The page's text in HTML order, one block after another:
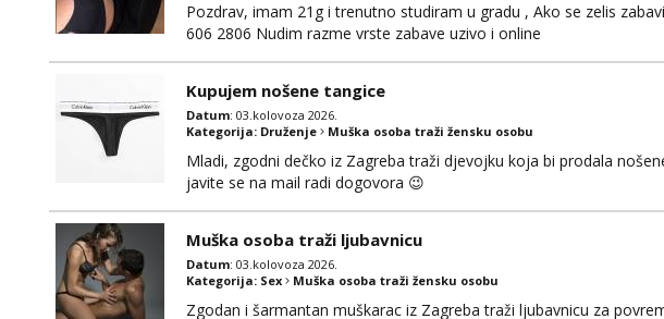
Pozdrav, imam 21g i trenutno studiram u gradu , Ako se zelis
606 2806 Nudim razme vrste zabave uzivo i online
Kupujem nošene tangice
Datum: 03.kolovoza 2026.
Kategorija: Druženje Muška osoba traži žensku osobu
Mladi, zgodni dečko iz Zagreba traži djevojku koja bi prodala
javite se na mail radi dogovora 😉
Muška osoba traži ljubavnicu
Datum: 03.kolovoza 2026.
Kategorija: Sex Muška osoba traži žensku osobu
Zgodan i šarmantan muškarac iz Zagreba traži ljubavnicu za